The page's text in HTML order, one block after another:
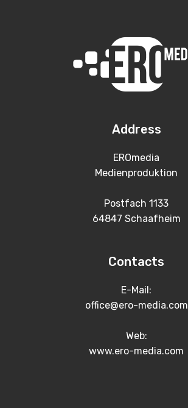
Address
EROmedia
Medienproduktion
Postfach 1133
64847 Schaafheim
Contacts
E-Mail:
office@ero-media.com
Web:
www.ero-media.com